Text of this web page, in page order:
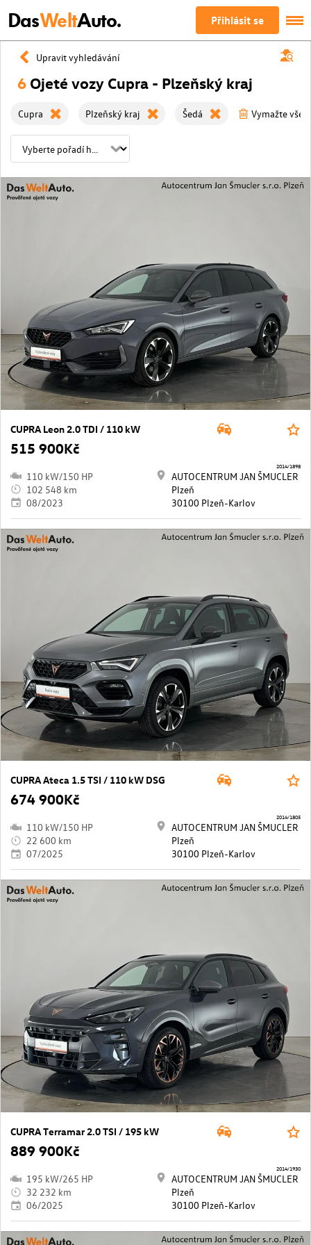
DasWeltAuto. Přihlásit se
Upravit vyhledávání
6 Ojeté vozy Cupra - Plzeňský kraj
Cupra Plzeňský kraj Šedá Vymažte
CUPRA Leon 2.0 TDI / 110 kW
515 900Kč
110 kW/150 HP
102 548 km
08/2023
AUTOCENTRUM JAN ŠMUCLER
Plzeň
30100 Plzeň-Karlov
2014/1898
CUPRA Ateca 1.5 TSI / 110 kW DSG
674 900Kč
110 kW/150 HP
22 600 km
07/2025
AUTOCENTRUM JAN ŠMUCLER
Plzeň
30100 Plzeň-Karlov
2014/1805
CUPRA Terramar 2.0 TSI / 195 kW
889 900Kč
195 kW/265 HP
32 232 km
06/2025
AUTOCENTRUM JAN ŠMUCLER
Plzeň
30100 Plzeň-Karlov
2014/1930